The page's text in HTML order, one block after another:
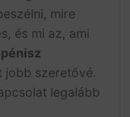
mire
és mi az, ami
pénisz
jobb szeretővé.
legalább